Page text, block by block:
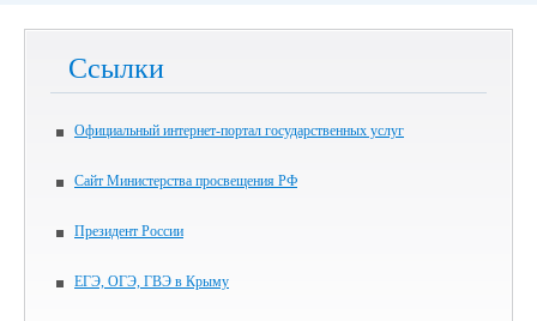
Ссылки
Официальный интернет-портал государственных услуг
Сайт Министерства просвещения РФ
Президент России
ЕГЭ, ОГЭ, ГВЭ в Крыму